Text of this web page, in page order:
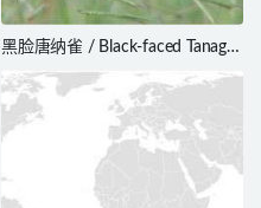
黑脸唐纳雀 / Black-faced Tanager
/ Schistochlamys melanopis